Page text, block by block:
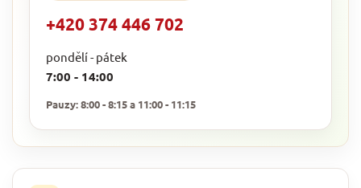
+420 374 446 702
pondělí - pátek
7:00 - 14:00
Pauzy: 8:00 - 8:15 a 11:00 - 11:15